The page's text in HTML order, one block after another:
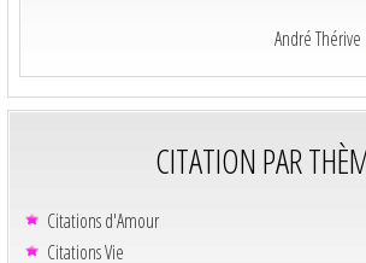
André Thérive
CITATION PAR
Citations d'Amour
Citations Vie